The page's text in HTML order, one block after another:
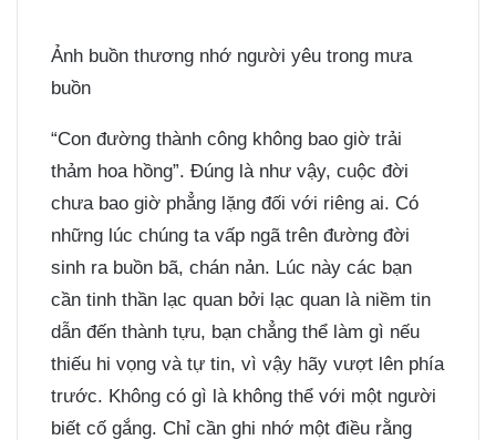
Ảnh buồn thương nhớ người yêu trong mưa
buồn
“Con đường thành công không bao giờ trải
thảm hoa hồng”. Đúng là như vậy, cuộc đời
chưa bao giờ phẳng lặng đối với riêng ai. Có
những lúc chúng ta vấp ngã trên đường đời
sinh ra buồn bã, chán nản. Lúc này các bạn
cần tinh thần lạc quan bởi lạc quan là niềm tin
dẫn đến thành tựu, bạn chẳng thể làm gì nếu
thiếu hi vọng và tự tin, vì vậy hãy vượt lên phía
trước. Không có gì là không thể với một người
biết cố gắng. Chỉ cần ghi nhớ một điều rằng